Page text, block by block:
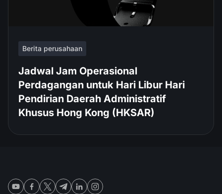
Berita perusahaan
Jadwal Jam Operasional
Perdagangan untuk Hari Libur Hari
Pendirian Daerah Administratif
Khusus Hong Kong (HKSAR)